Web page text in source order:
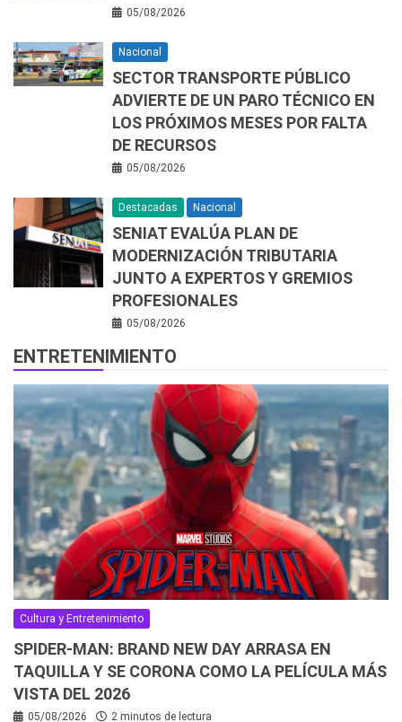
05/08/2026
Nacional
SECTOR TRANSPORTE PÚBLICO
ADVIERTE DE UN PARO TÉCNICO EN
LOS PRÓXIMOS MESES POR FALTA
DE RECURSOS
05/08/2026
Destacadas Nacional
SENIAT EVALÚA PLAN DE
MODERNIZACIÓN TRIBUTARIA
JUNTO A EXPERTOS Y GREMIOS
PROFESIONALES
05/08/2026
ENTRETENIMIENTO
Cultura y Entretenimiento
SPIDER-MAN: BRAND NEW DAY ARRASA EN
TAQUILLA Y SE CORONA COMO LA PELÍCULA MÁS
VISTA DEL 2026
05/08/2026 2 minutos de lectura